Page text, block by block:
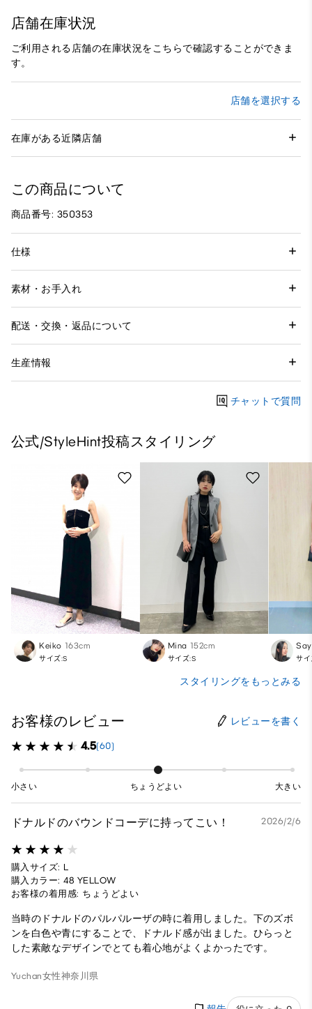
店舗在庫状況
ご利用される店舗の在庫状況をこちらで確認することができま
す。
店舗を選択する
在庫がある近隣店舗
この商品について
商品番号: 350353
仕様
素材・お手入れ
配送・交換・返品について
生産情報
チャットで質問
公式/StyleHint投稿スタイリング
Keiko 163cm
サイズ:S
Mina 152cm
サイズ:S サ
スタイリングをもっとみる
お客様のレビュー レビューを書く
4.5(60)
小さい ちょうどよい 大きい
ドナルドのバウンドコーデに持ってこい！ 2026/2/6
購入サイズ: L
購入カラー: 48 YELLOW
お客様の着用感: ちょうどよい
当時のドナルドのパルパルーザの時に着用しました。下のズボ
ンを白色や青にすることで、ドナルド感が出ました。ひらっと
した素敵なデザインでとても着心地がよくよかったです。
Yuchan女性神奈川県